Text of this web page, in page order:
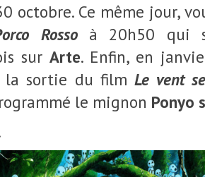
octobre. Ce même jour,
Rossoà 20h50 qui
sur Arte. Enfin, en
la sortie du film Le vent
le mignon Ponyo